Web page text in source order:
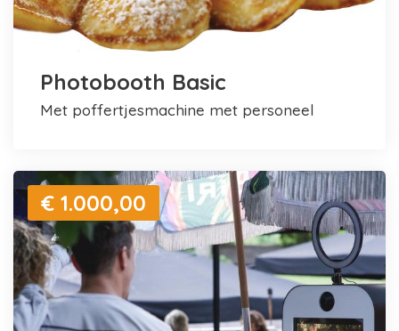
Photobooth Basic
met poffertjesmachine met personeel
€ 1.000,00